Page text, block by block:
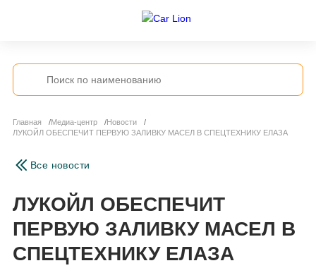
Главная Медиа-центр
Новости
ЛУКОЙЛ ОБЕСПЕЧИТ ПЕРВУЮ ЗАЛИВКУ МАСЕЛ В СПЕЦТЕХНИКУ ЕЛАЗА
Все новости
ЛУКОЙЛ ОБЕСПЕЧИТ
ПЕРВУЮ ЗАЛИВКУ МАСЕЛ В
СПЕЦТЕХНИКУ ЕЛАЗА